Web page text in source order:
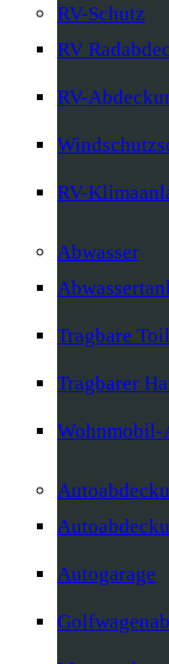
RV-Schutz
RV
RV-
RV-
Abwasser
Tragbare
Tragbarer
Wohnmobil-
Autogarage